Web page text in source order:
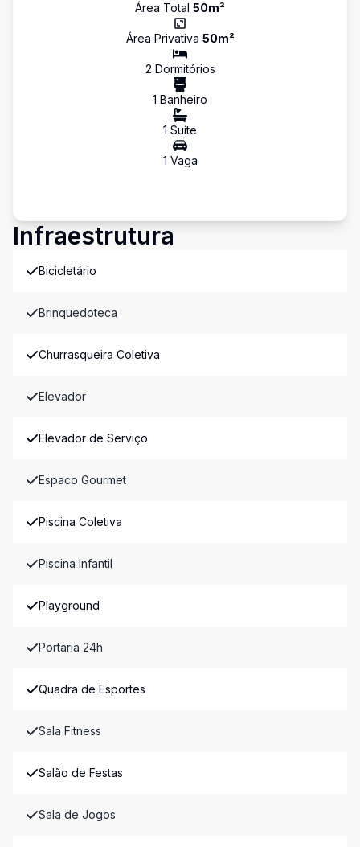
Área Total 50m²
Área Privativa 50m²
2 Dormitórios
1 Banheiro
1 Suíte
1 Vaga
Infraestrutura
Bicicletário
Brinquedoteca
Churrasqueira Coletiva
Elevador
Elevador de Serviço
Espaco Gourmet
Piscina Coletiva
Piscina Infantil
Playground
Portaria 24h
Quadra de Esportes
Sala Fitness
Salão de Festas
Sala de Jogos